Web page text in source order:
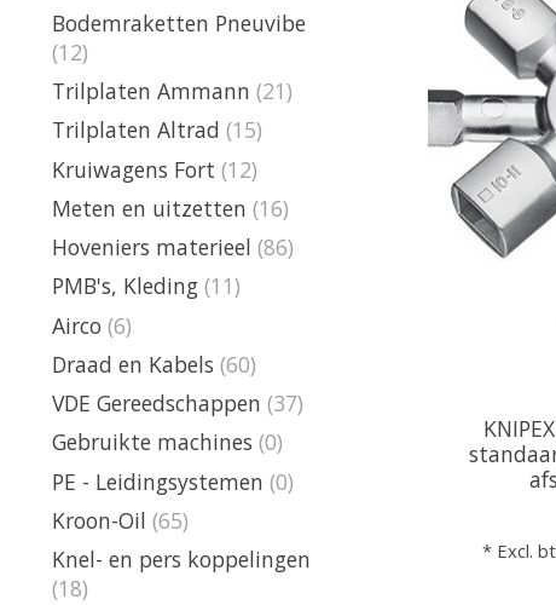
Bodemraketten Pneuvibe
(12)
Trilplaten Ammann (21)
Trilplaten Altrad (15)
Kruiwagens Fort (12)
Meten en uitzetten (16)
Hoveniers materieel (86)
PMB's, Kleding (11)
Airco (6)
Draad en Kabels (60)
VDE Gereedschappen (37)
Gebruikte machines (0)
PE - Leidingsystemen (0)
Kroon-Oil (65)
Knel- en pers koppelingen
(18)
* Excl.